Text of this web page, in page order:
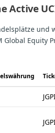
Active
und
Global Equity